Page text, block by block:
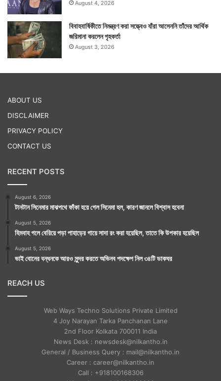
August 4, 2026
বিবাহবার্ষিকীতে নিমন্ত্রণ করা সত্ত্বেও যাঁরা আসেননি তাঁদের আর্থিক
জরিমানা করলেন গৃহকর্তা
August 3, 2026
ABOUT US
DISCLAIMER
PRIVACY POLICY
CONTACT US
RECENT POSTS
August 6, 2026
টানটান সিনেমার মাঝপথে ফাঁকা হয়ে গেল সিনেমা হল, কারণ জানলে বিশ্বাস হবেনা
August 5, 2026
হিমবাহ গলে বেরিয়ে পড়া পাহাড়ের গায়ে সাদা রং করা হয়েছিল, তাতে কি উপকার হয়েছিল
August 5, 2026
ভাই বোনের বন্ধনকে আরও সুন্দর করতে অভিনব পদক্ষেপ নিল ৩৪টি ডাকঘর
REACH US
Web Ways Techno Solutions Private Limited
4 Joy Narayan Tarka Panchanan Lane
2nd Floor Kolkata 700011 India
News Desk : newsdesk@nilkantho.in
General / Business Query : mail@nilkantho.in
Career : career@nilkantho.in
Call : +918100168306